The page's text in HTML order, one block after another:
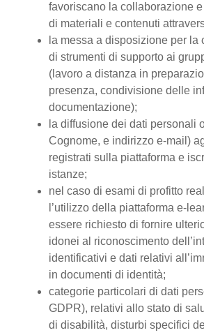
favoriscano la collaborazione
di materiali e contenuti
la messa a disposizione per la
di strumenti di supporto ai
(lavoro a distanza in
presenza, condivisione delle
documentazione);
la diffusione dei dati personali
Cognome, e indirizzo e-mail)
registrati sulla piattaforma e
istanze;
nel caso di esami di profitto
l’utilizzo della piattaforma e-
essere richiesto di fornire
idonei al riconoscimento
identificativi e dati relativi
in documenti di identità;
categorie particolari di dati
GDPR), relativi allo stato di
di disabilità, disturbi specifici